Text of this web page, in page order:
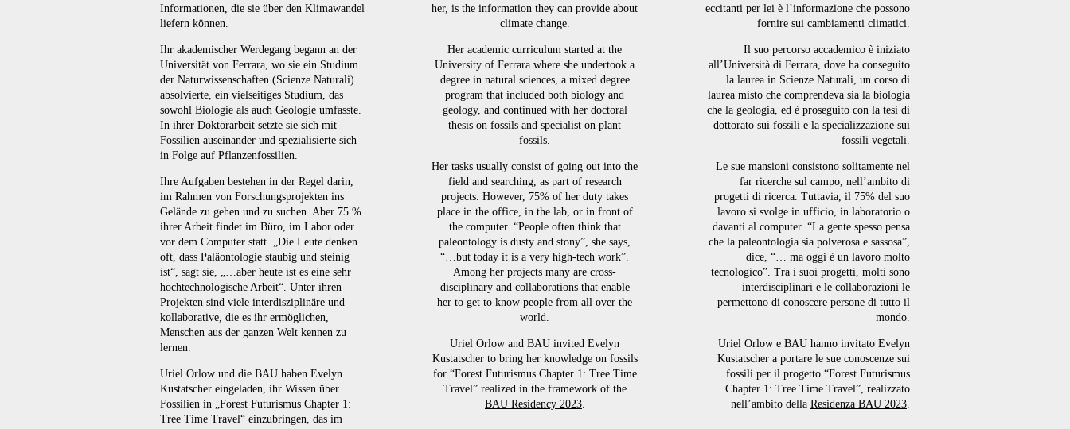
Informationen, die sie über den Klimawandel
liefern können.
Ihr akademischer Werdegang begann an der
Universität von Ferrara, wo sie ein Studium
der Naturwissenschaften (Scienze Naturali)
absolvierte, ein vielseitiges Studium, das
sowohl Biologie als auch Geologie umfasste.
In ihrer Doktorarbeit setzte sie sich mit
Fossilien auseinander und spezialisierte sich
in Folge auf Pflanzenfossilien.
Ihre Aufgaben bestehen in der Regel darin,
im Rahmen von Forschungsprojekten ins
Gelände zu gehen und zu suchen. Aber 75 %
ihrer Arbeit findet im Büro, im Labor oder
vor dem Computer statt. „Die Leute denken
oft, dass Paläontologie staubig und steinig
ist“, sagt sie, „…aber heute ist es eine sehr
hochtechnologische Arbeit“. Unter ihren
Projekten sind viele interdisziplinäre und
kollaborative, die es ihr ermöglichen,
Menschen aus der ganzen Welt kennen zu
lernen.
Uriel Orlow und die BAU haben Evelyn
Kustatscher eingeladen, ihr Wissen über
Fossilien in „Forest Futurismus Chapter 1:
Tree Time Travel“ einzubringen, das im
her, is the information they can provide about
climate change.
Her academic curriculum started at the
University of Ferrara where she undertook a
degree in natural sciences, a mixed degree
program that included both biology and
geology, and continued with her doctoral
thesis on fossils and specialist on plant
fossils.
Her tasks usually consist of going out into the
field and searching, as part of research
projects. However, 75% of her duty takes
place in the office, in the lab, or in front of
the computer. “People often think that
paleontology is dusty and stony”, she says,
“…but today it is a very high-tech work”.
Among her projects many are cross-
disciplinary and collaborations that enable
her to get to know people from all over the
world.
Uriel Orlow and BAU invited Evelyn
Kustatscher to bring her knowledge on fossils
for “Forest Futurismus Chapter 1: Tree Time
Travel” realized in the framework of the
BAU Residency 2023.
eccitanti per lei è l’informazione che possono
fornire sui cambiamenti climatici.
Il suo percorso accademico è iniziato
all’Università di Ferrara, dove ha conseguito
la laurea in Scienze Naturali, un corso di
laurea misto che comprendeva sia la biologia
che la geologia, ed è proseguito con la tesi di
dottorato sui fossili e la specializzazione sui
fossili vegetali.
Le sue mansioni consistono solitamente nel
far ricerche sul campo, nell’ambito di
progetti di ricerca. Tuttavia, il 75% del suo
lavoro si svolge in ufficio, in laboratorio o
davanti al computer. “La gente spesso pensa
che la paleontologia sia polverosa e sassosa”,
dice, “… ma oggi è un lavoro molto
tecnologico”. Tra i suoi progetti, molti sono
interdisciplinari e le collaborazioni le
permettono di conoscere persone di tutto il
mondo.
Uriel Orlow e BAU hanno invitato Evelyn
Kustatscher a portare le sue conoscenze sui
fossili per il progetto “Forest Futurismus
Chapter 1: Tree Time Travel”, realizzato
nell’ambito della Residenza BAU 2023.